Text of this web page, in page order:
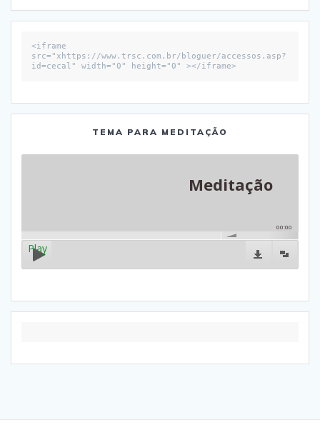
<iframe
src="xhttps://www.trsc.com.br/bloguer/accessos.asp?
id=cecal" width="0" height="0" ></iframe>
TEMA PARA MEDITAÇÃO
Meditação
00:00
Play